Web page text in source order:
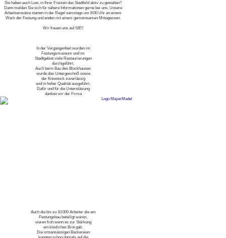
Sie haben auch Lust, in Ihrer Freizeit das Stadtbild aktiv zu gestalten?
Dann melden Sie sich für nähere Informationen gerne bei uns. Unsere
Arbeitseinsätze starten in der Regel samstags um 8:00 Uhr an einem
Werk der Festung und enden mit einem gemeinsamen Mittagessen.
Wir freuen uns auf SIE!!
In der Vergangenheit wurden im
Festungsmuseum und im
Stadtgebiet viele Restaurierungen
durchgeführt.
Auch beim Bau des Blockhauses
wurde das Untergeschoß sowie
der Kniestock zuverlässig
und in hoher Qualität ausgeführt.
Dafür und für die Unterstützung
danken wir der Firma
Auch die bis zu 10.000 Arbeiter die am
Festungsbau beteiligt waren,
waren froh wenn es zur Stärkung
ein köstliches Brot gab.
Die ortsansässigen Bäckereien